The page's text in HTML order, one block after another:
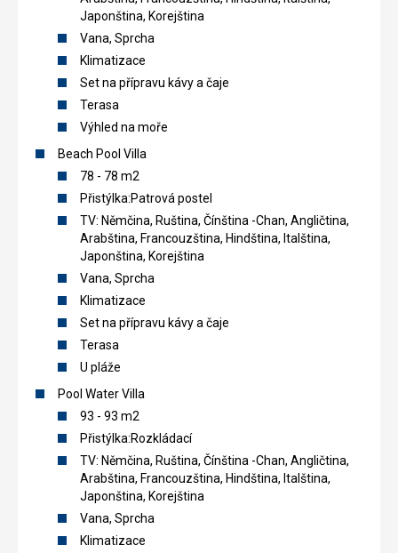
Japonština, Korejština
Vana, Sprcha
Klimatizace
Set na přípravu kávy a čaje
Terasa
Výhled na moře
Beach Pool Villa
78 - 78 m2
Přistýlka:Patrová postel
TV: Němčina, Ruština, Čínština -Chan, Angličtina,
Arabština, Francouzština, Hindština, Italština,
Japonština, Korejština
Vana, Sprcha
Klimatizace
Set na přípravu kávy a čaje
Terasa
U pláže
Pool Water Villa
93 - 93 m2
Přistýlka:Rozkládací
TV: Němčina, Ruština, Čínština -Chan, Angličtina,
Arabština, Francouzština, Hindština, Italština,
Japonština, Korejština
Vana, Sprcha
Klimatizace